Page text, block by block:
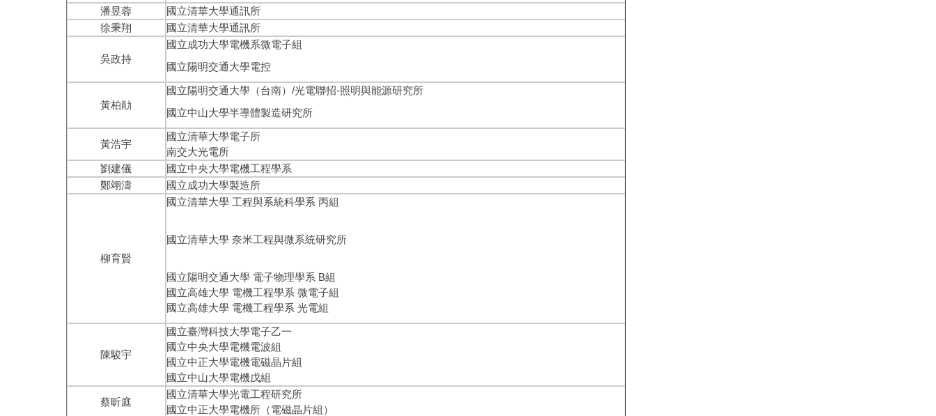
潘昱蓉
國立清華大學通訊所
徐秉翔
國立清華大學通訊所
吳政持
國立成功大學電機系微電子組
國立陽明交通大學電控
黃柏勛
國立陽明交通大學（台南）/光電聯招-照明與能源研究所
國立中山大學半導體製造研究所
黃浩宇
國立清華大學電子所
南交大光電所
劉建儀
國立中央大學電機工程學系
鄭翊濤
國立成功大學製造所
柳育賢
國立清華大學 工程與系統科學系 丙組
國立清華大學 奈米工程與微系統研究所
國立陽明交通大學 電子物理學系 B組
國立高雄大學 電機工程學系 微電子組
國立高雄大學 電機工程學系 光電組
陳駿宇
國立臺灣科技大學電子乙一
國立中央大學電機電波組
國立中正大學電機電磁晶片組
國立中山大學電機戊組
蔡昕庭
國立清華大學光電工程研究所
國立中正大學電機所（電磁晶片組）